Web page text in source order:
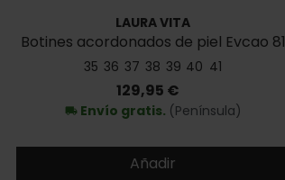
LAURA VITA
Botines acordonados de piel Evcao 81
35 36 37 38 39 40 41
Precio
129,95 €
local_shipping Envío gratis. (Península)
Añadir